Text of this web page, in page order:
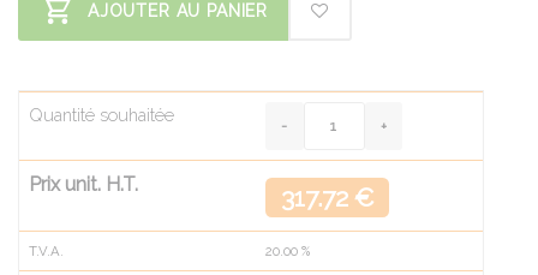
AJOUTER AU PANIER
Quantité souhaitée
Prix unit. H.T. 317.72 €
T.V.A. 20.00 %